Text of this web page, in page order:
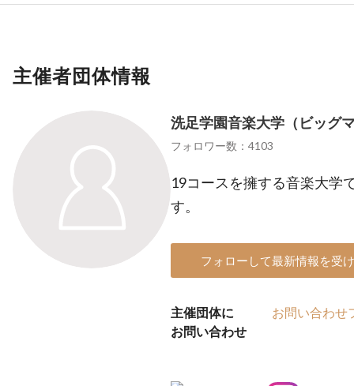
主催者団体情報
洗足学園音楽大学（ビッグ
フォロワー数：4103
19コースを擁する音楽大学
す。
フォローして最新情報を受
主催団体に
お問い合わせ
お問い合わせ